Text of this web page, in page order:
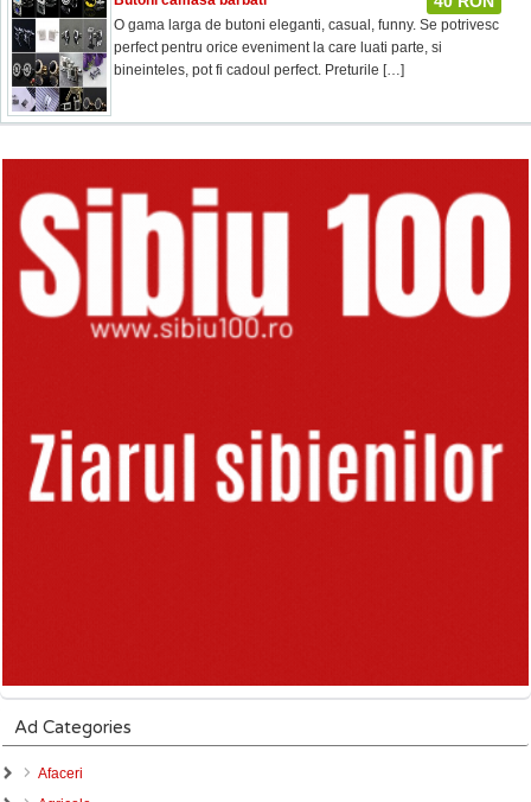
O gama larga de butoni eleganti, casual, funny. Se potrivesc
perfect pentru orice eveniment la care luati parte, si
bineinteles, pot fi cadoul perfect. Preturile […]
Ad Categories
Afaceri